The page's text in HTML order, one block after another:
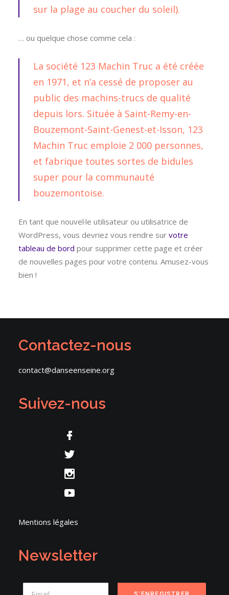
sur la plage au coucher du soleil).
… ou quelque chose comme cela :
La société 123 Machin Truc a été créée
en 1971, et n’a cessé de proposer au
public des machins-trucs de qualité
depuis lors. Située à Saint-Remy-en-
Bouzemont-Saint-Genest-et-Isson, 123
Machin Truc emploie 2 000 personnes,
et fabrique toutes sortes de bidules
super pour la communauté
bouzemontoise.
En tant que nouvel·le utilisateur ou utilisatrice de
WordPress, vous devriez vous rendre sur votre
tableau de bord pour supprimer cette page et créer
de nouvelles pages pour votre contenu. Amusez-vous
bien !
Contactez-nous
contact@danseenseine.org
Suivez-nous
Mentions légales
Newsletter